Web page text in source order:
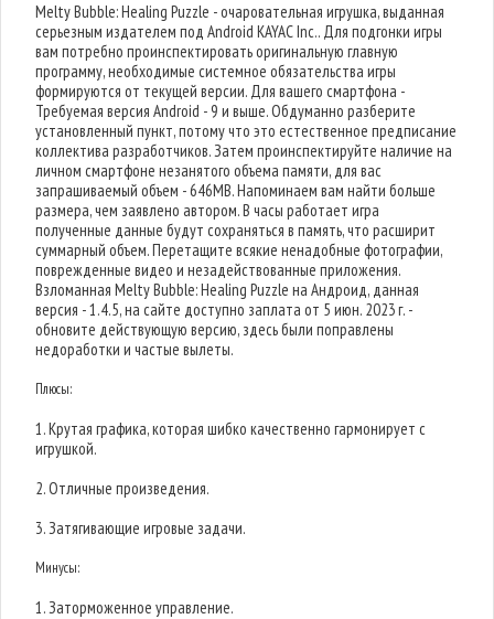
Melty Bubble: Healing Puzzle - очаровательная игрушка, выданная
серьезным издателем под Android KAYAC Inc.. Для подгонки игры
вам потребно проинспектировать оригинальную главную
программу, необходимые системное обязательства игры
формируются от текущей версии. Для вашего смартфона -
Требуемая версия Android - 9 и выше. Обдуманно разберите
установленный пункт, потому что это естественное предписание
коллектива разработчиков. Затем проинспектируйте наличие на
личном смартфоне незанятого объема памяти, для вас
запрашиваемый объем - 646MB. Напоминаем вам найти больше
размера, чем заявлено автором. В часы работает игра
полученные данные будут сохраняться в память, что расширит
суммарный объем. Перетащите всякие ненадобные фотографии,
поврежденные видео и незадействованные приложения.
Взломанная Melty Bubble: Healing Puzzle на Андроид, данная
версия - 1.4.5, на сайте доступно заплата от 5 июн. 2023 г. -
обновите действующую версию, здесь были поправлены
недоработки и частые вылеты.
Плюсы:
1. Крутая графика, которая шибко качественно гармонирует с
игрушкой.
2. Отличные произведения.
3. Затягивающие игровые задачи.
Минусы:
1. Заторможенное управление.